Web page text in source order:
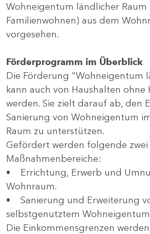
Wohneigentum ländlicher Raum
Familienwohnen) aus dem
vorgesehen.
Förderprogramm im Überblick
Die Förderung "Wohneigentum
kann auch von Haushalten
werden. Sie zielt darauf ab, den
Sanierung von Wohneigentum
Raum zu unterstützen.
Gefördert werden folgende zwei
Maßnahmenbereiche:
• Errichtung, Erwerb und
Wohnraum.
• Sanierung und Erweiterung
selbstgenutztem
Die Einkommensgrenzen